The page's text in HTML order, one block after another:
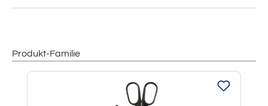
Produkt-Familie
Produktgalerie überspringen